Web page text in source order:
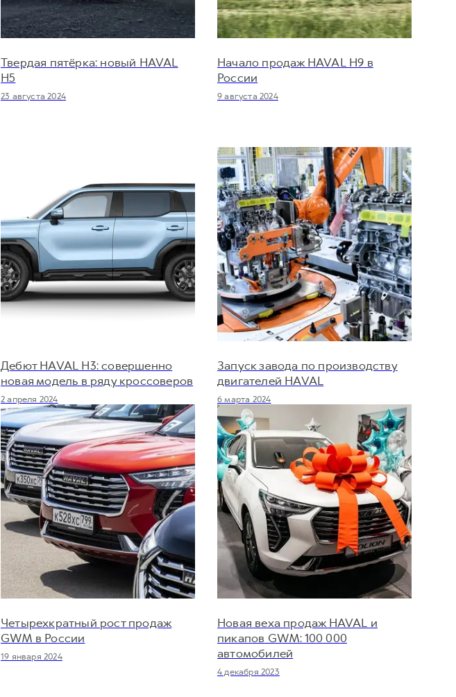
Твердая пятёрка: новый HAVAL
H5
23 августа 2024
Начало продаж HAVAL H9 в
России
9 августа 2024
Дебют HAVAL H3: совершенно
новая модель в ряду кроссоверов
2 апреля 2024
Запуск завода по производству
двигателей HAVAL
6 марта 2024
Четырехкратный рост продаж
GWM в России
19 января 2024
Новая веха продаж HAVAL и
пикапов GWM: 100 000
автомобилей
4 декабря 2023